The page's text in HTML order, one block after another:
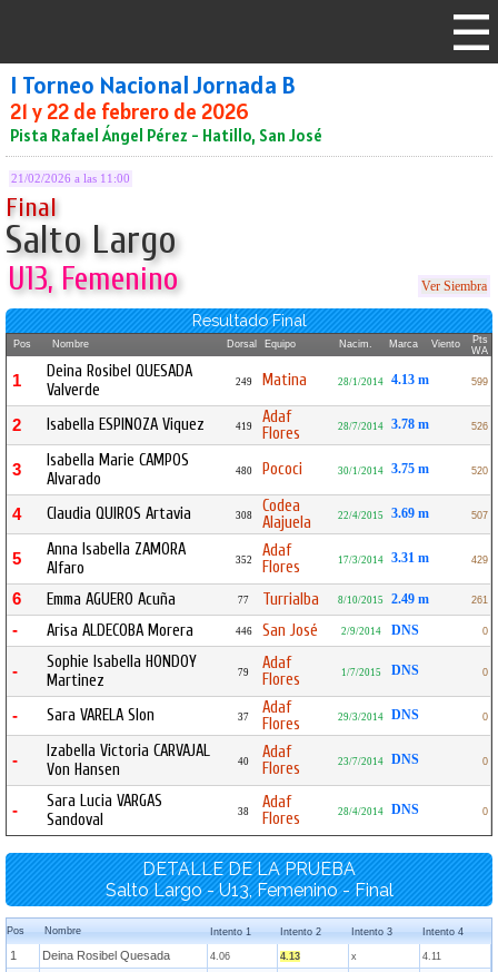
I Torneo Nacional Jornada B
21 y 22 de febrero de 2026
Pista Rafael Ángel Pérez - Hatillo, San José
21/02/2026 a las 11:00
Final
Salto Largo
U13, Femenino Ver Siembra
Resultado Final
Pos Nombre Dorsal Equipo Nacim. Marca Viento
Pts
WA
1
Deina Rosibel QUESADA
Valverde
249 Matina 28/1/2014 4.13 m 599
2 Isabella ESPINOZA Viquez 419
Adaf
Flores
28/7/2014 3.78 m 526
3
Isabella Marie CAMPOS
Alvarado
480 Pococi 30/1/2014 3.75 m 520
4 Claudia QUIROS Artavia 308
Codea
Alajuela
22/4/2015 3.69 m 507
5
Anna Isabella ZAMORA
Alfaro
352
Adaf
Flores
17/3/2014 3.31 m 429
6 Emma AGUERO Acuña 77 Turrialba 8/10/2015 2.49 m 261
- Arisa ALDECOBA Morera 446 San José 2/9/2014 DNS 0
-
Sophie Isabella HONDOY
Martinez
79
Adaf
Flores
1/7/2015 DNS 0
- Sara VARELA Slon 37
Adaf
Flores
29/3/2014 DNS 0
-
Izabella Victoria CARVAJAL
Von Hansen
40
Adaf
Flores
23/7/2014 DNS 0
-
Sara Lucia VARGAS
Sandoval
38
Adaf
Flores
28/4/2014 DNS 0
DETALLE DE LA PRUEBA
Salto Largo - U13, Femenino - Final
Pos Nombre Intento 1 Intento 2 Intento 3 Intento 4
1 Deina Rosibel Quesada 4.06 4.13 x 4.11